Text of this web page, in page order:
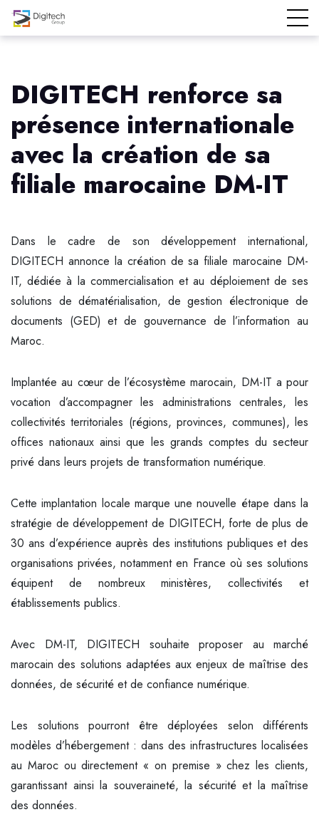
DIGITECH renforce sa
présence internationale
avec la création de sa
filiale marocaine DM-IT
Dans le cadre de son développement international,
DIGITECH annonce la création de sa filiale marocaine DM-
IT, dédiée à la commercialisation et au déploiement de ses
solutions de dématérialisation, de gestion électronique de
documents (GED) et de gouvernance de l’information au
Maroc.
Implantée au cœur de l’écosystème marocain, DM-IT a pour
vocation d’accompagner les administrations centrales, les
collectivités territoriales (régions, provinces, communes), les
offices nationaux ainsi que les grands comptes du secteur
privé dans leurs projets de transformation numérique.
Cette implantation locale marque une nouvelle étape dans la
stratégie de développement de DIGITECH, forte de plus de
30 ans d’expérience auprès des institutions publiques et des
organisations privées, notamment en France où ses solutions
équipent de nombreux ministères, collectivités et
établissements publics.
Avec DM-IT, DIGITECH souhaite proposer au marché
marocain des solutions adaptées aux enjeux de maîtrise des
données, de sécurité et de confiance numérique.
Les solutions pourront être déployées selon différents
modèles d’hébergement : dans des infrastructures localisées
au Maroc ou directement « on premise » chez les clients,
garantissant ainsi la souveraineté, la sécurité et la maîtrise
des données.